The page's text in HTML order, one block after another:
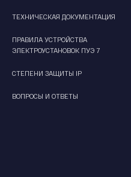
ТЕХНИЧЕСКАЯ ДОКУМЕНТАЦИЯ
ПРАВИЛА УСТРОЙСТВА
ЭЛЕКТРОУСТАНОВОК ПУЭ 7
СТЕПЕНИ ЗАЩИТЫ IP
ВОПРОСЫ И ОТВЕТЫ